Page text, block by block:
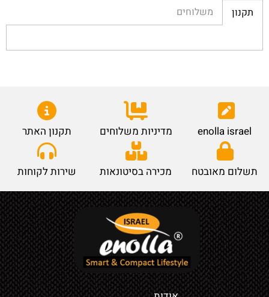
תקנון משלוחים
enolla israel מדיניות משלוחים תקנון האתר
תשלום מאובטח מכירה בסיטונאות שירות לקוחות